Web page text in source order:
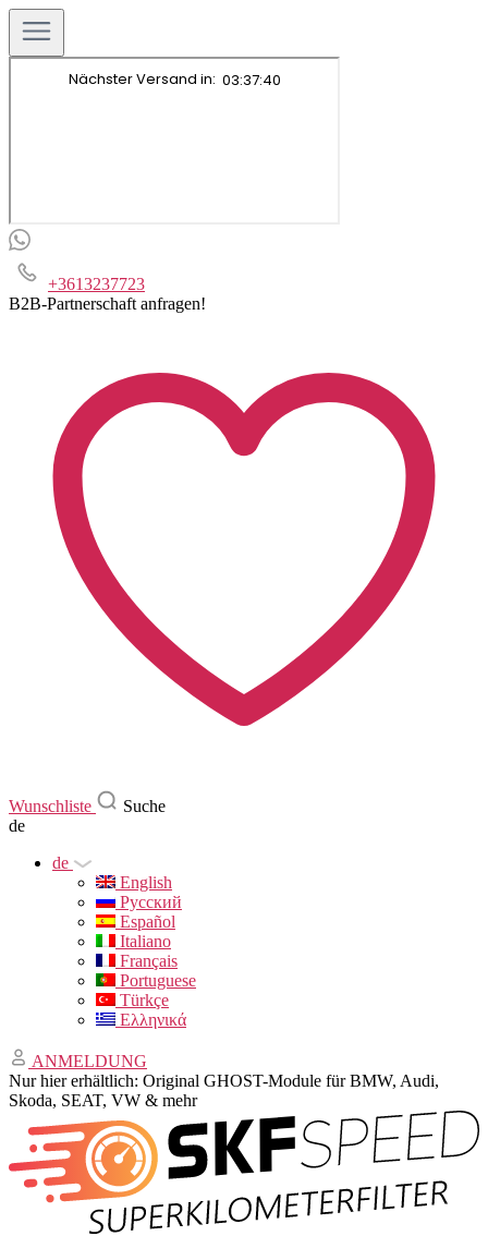
+3613237723
B2B-Partnerschaft anfragen!
Wunschliste
Suche
de
de
English
Русский
Español
Italiano
Français
Portuguese
Türkçe
Ελληνικά
ANMELDUNG
Nur hier erhältlich: Original GHOST-Module für BMW, Audi,
Skoda, SEAT, VW & mehr